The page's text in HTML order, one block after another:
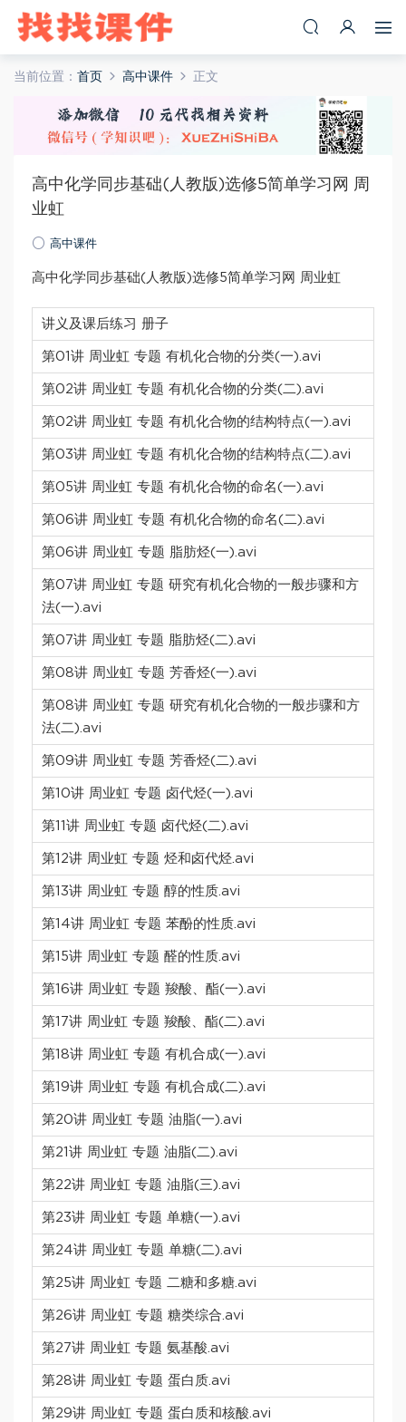
当前位置： 首页 高中课件 正文
高中化学同步基础(人教版)选修5简单学习网 周
业虹
高中课件
高中化学同步基础(人教版)选修5简单学习网 周业虹
讲义及课后练习 册子
第01讲 周业虹 专题 有机化合物的分类(一).avi
第02讲 周业虹 专题 有机化合物的分类(二).avi
第02讲 周业虹 专题 有机化合物的结构特点(一).avi
第03讲 周业虹 专题 有机化合物的结构特点(二).avi
第05讲 周业虹 专题 有机化合物的命名(一).avi
第06讲 周业虹 专题 有机化合物的命名(二).avi
第06讲 周业虹 专题 脂肪烃(一).avi
第07讲 周业虹 专题 研究有机化合物的一般步骤和方
法(一).avi
第07讲 周业虹 专题 脂肪烃(二).avi
第08讲 周业虹 专题 芳香烃(一).avi
第08讲 周业虹 专题 研究有机化合物的一般步骤和方
法(二).avi
第09讲 周业虹 专题 芳香烃(二).avi
第10讲 周业虹 专题 卤代烃(一).avi
第11讲 周业虹 专题 卤代烃(二).avi
第12讲 周业虹 专题 烃和卤代烃.avi
第13讲 周业虹 专题 醇的性质.avi
第14讲 周业虹 专题 苯酚的性质.avi
第15讲 周业虹 专题 醛的性质.avi
第16讲 周业虹 专题 羧酸、酯(一).avi
第17讲 周业虹 专题 羧酸、酯(二).avi
第18讲 周业虹 专题 有机合成(一).avi
第19讲 周业虹 专题 有机合成(二).avi
第20讲 周业虹 专题 油脂(一).avi
第21讲 周业虹 专题 油脂(二).avi
第22讲 周业虹 专题 油脂(三).avi
第23讲 周业虹 专题 单糖(一).avi
第24讲 周业虹 专题 单糖(二).avi
第25讲 周业虹 专题 二糖和多糖.avi
第26讲 周业虹 专题 糖类综合.avi
第27讲 周业虹 专题 氨基酸.avi
第28讲 周业虹 专题 蛋白质.avi
第29讲 周业虹 专题 蛋白质和核酸.avi